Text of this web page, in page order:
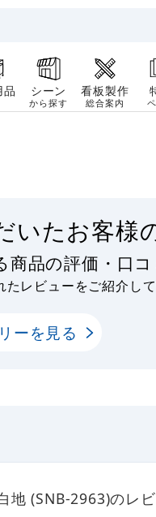
品 シーン
から探す
看板製作
総合案内
いたお客様
品の評価・口
レビューをご紹介して
ーを見る
(SNB-2963)のレ